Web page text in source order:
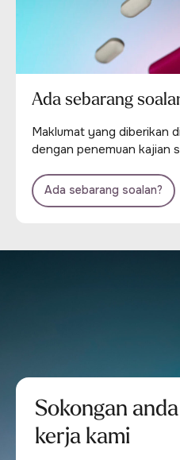
Ada sebarang
Maklumat yang diberikan
dengan penemuan kajian
Ada sebarang soalan?
Sokongan
kerja kami